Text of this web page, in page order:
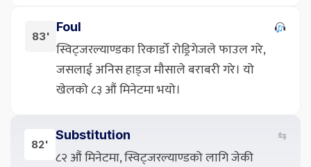
83'
Foul
स्विट्जरल्याण्डका रिकार्डो रोड्रिगेजले फाउल गरे,
जसलाई अनिस हाड्ज मौसाले बराबरी गरे। यो
खेलको ८३ औं मिनेटमा भयो।
82'
Substitution ⇆
८२ औं मिनेटमा, स्विट्जरल्याण्डको लागि जेकी